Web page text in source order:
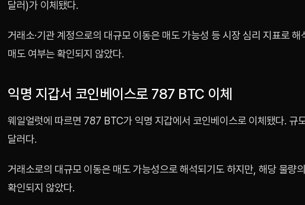
달러)가 이체됐다.
거래소·기관 계정으로의 대규모 이동은 매도 가능성 등 시장 심리 지표로 해
매도 여부는 확인되지 않았다.
익명 지갑서 코인베이스로 787 BTC 이체
웨일얼럿에 따르면 787 BTC가 익명 지갑에서 코인베이스로 이체됐다. 규
달러다.
거래소로의 대규모 이동은 매도 가능성으로 해석되기도 하지만, 해당 물량
확인되지 않았다.